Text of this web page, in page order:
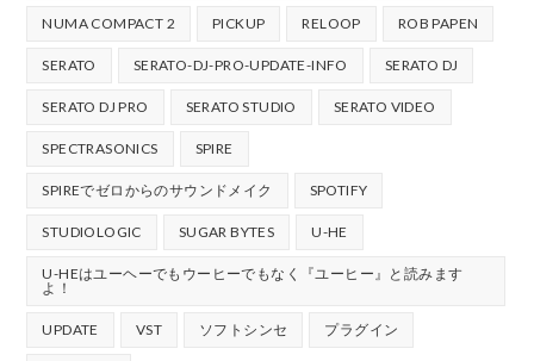
NUMA COMPACT 2 PICKUP RELOOP ROB PAPEN
SERATO SERATO-DJ-PRO-UPDATE-INFO SERATO DJ
SERATO DJ PRO SERATO STUDIO SERATO VIDEO
SPECTRASONICS SPIRE
SPIREでゼロからのサウンドメイク SPOTIFY
STUDIOLOGIC SUGAR BYTES U-HE
U-HEはユーヘーでもウーヒーでもなく『ユーヒー』と読みます
よ！
UPDATE VST ソフトシンセ プラグイン